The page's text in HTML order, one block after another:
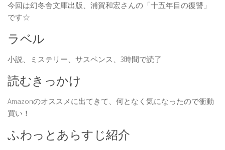
今回は幻冬舎文庫出版、浦賀和宏さんの「十五年目の復讐」
です☆
ラベル
小説、ミステリー、サスペンス、3時間で読了
読むきっかけ
Amazonのオススメに出てきて、何となく気になったので衝動
買い！
ふわっとあらすじ紹介